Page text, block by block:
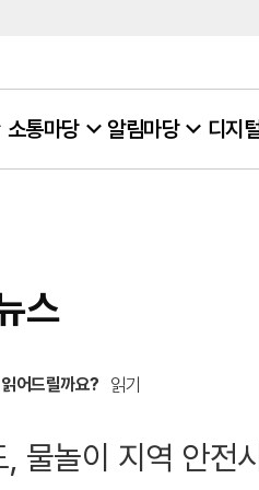
소통마당 알림마당 디지
스
어드릴까요? 읽기
물놀이 지역 안전